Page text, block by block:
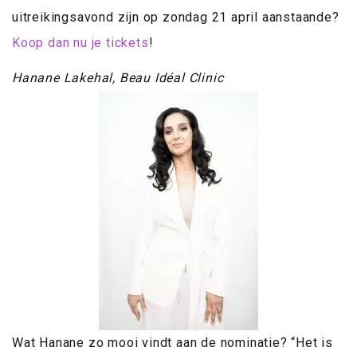
uitreikingsavond zijn op zondag 21 april aanstaande?
Koop dan nu je tickets!
Hanane Lakehal, Beau Idéal Clinic
Wat Hanane zo mooi vindt aan de nominatie? “Het is